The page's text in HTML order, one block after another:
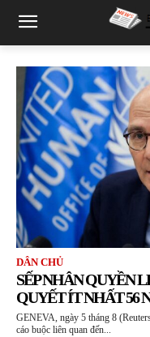
DÂN CHỦ
SẾP NHÂN QUYỀN
QUYẾT ÍT NHẤT 56
GENEVA, ngày 5 tháng 8
cáo buộc liên quan đến...